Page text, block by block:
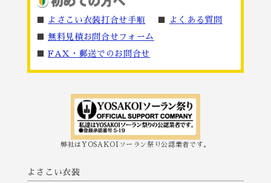
よさこい衣装打合せ手順
よくある質問
■無料見積お問合せフォーム
■FAX・郵送でのお問合せ
弊社はYOSAKOIソーラン祭り公認業者です。
よさこい衣装